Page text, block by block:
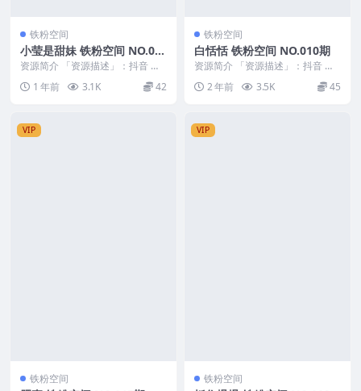
铁粉空间
小莹是甜妹 铁粉空间 NO.01
2期 最新至：2025.3.10
资源简介 「资源描述」：抖音 小
莹是甜妹 铁粉空间 NO.012期 【2
1P3V...
1 年前 3.1K 42
铁粉空间
白恬恬 铁粉空间 NO.010期
资源简介 「资源描述」：抖音 白
恬恬 铁粉空间 NO.010期 【60P24
V】...2 年前 3.5K 45
VIP
铁粉空间
VIP
铁粉空间